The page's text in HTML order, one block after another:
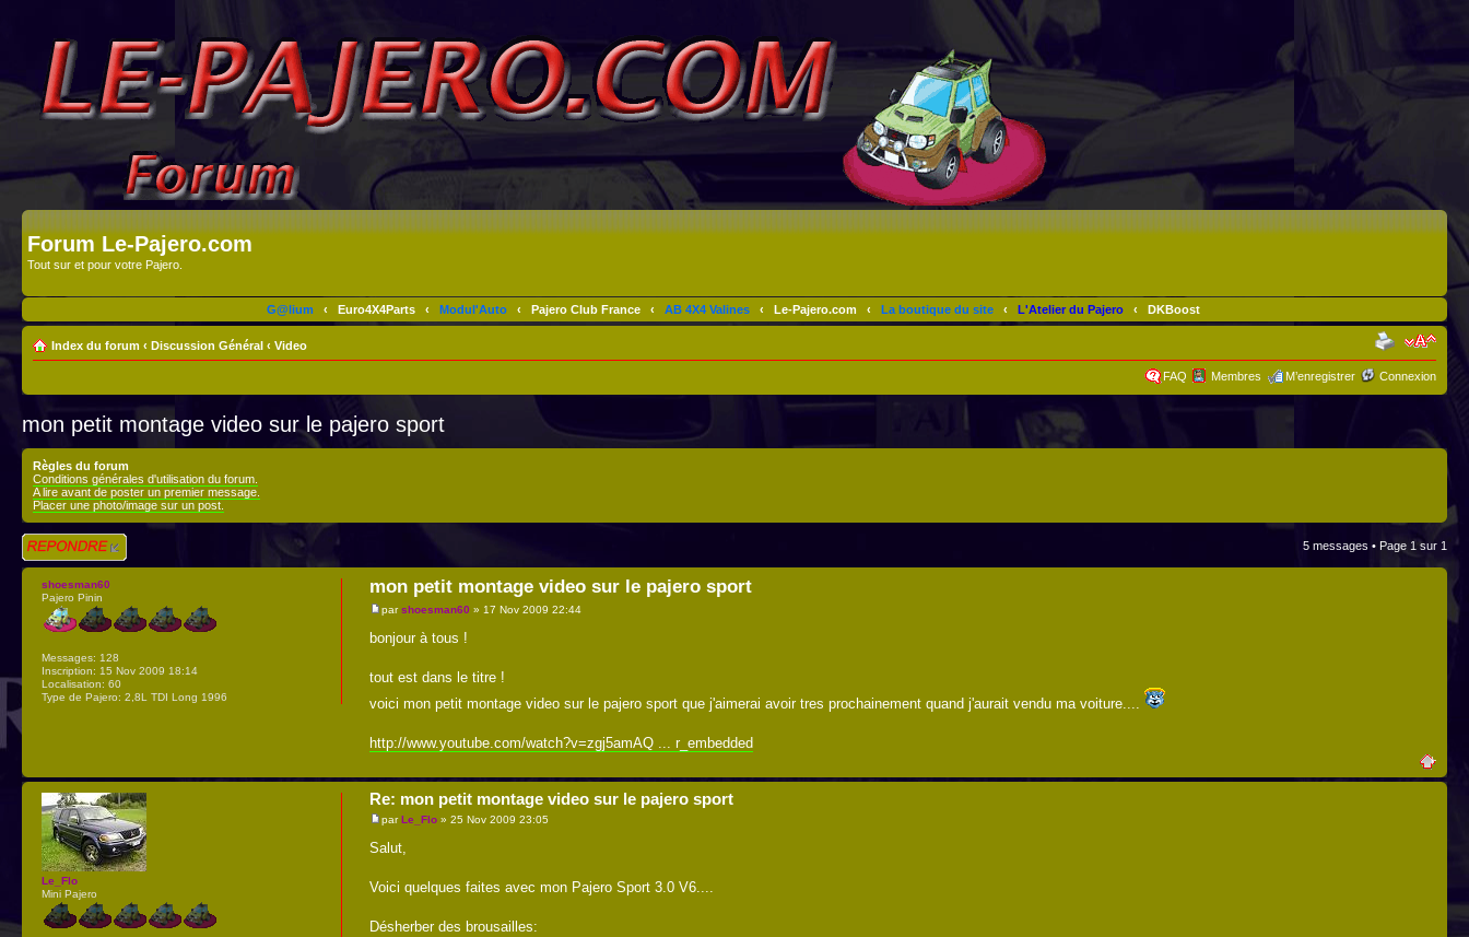
Forum Le-Pajero.com
Tout sur et pour votre Pajero.
G@lium ‹ Euro4X4Parts ‹ Modul'Auto ‹ Pajero Club France ‹ AB 4X4 Valines ‹ Le-Pajero.com ‹ La boutique du site ‹ L'Atelier du Pajero ‹ DKBoost
Index du forum ‹ Discussion Général ‹ Video
FAQ Membres M’enregistrer Connexion
mon petit montage video sur le pajero sport
Règles du forum
Conditions générales d'utilisation du forum.
A lire avant de poster un premier message.
Placer une photo/image sur un post.
Répondre 5 messages • Page 1 sur 1
mon petit montage video sur le pajero sport
parshoesman60 » 17 Nov 2009 22:44
bonjour à tous !
tout est dans le titre !
voici mon petit montage video sur le pajero sport que j'aimerai avoir tres prochainement quand j'aurait vendu ma voiture....
http://www.youtube.com/watch?v=zgj5amAQ ... r_embedded
shoesman60
Pajero Pinin
Messages: 128
Inscription: 15 Nov 2009 18:14
Localisation: 60
Type de Pajero: 2,8L TDI Long 1996
Re: mon petit montage video sur le pajero sport
parLe_Flo » 25 Nov 2009 23:05
Salut,
Voici quelques faites avec mon Pajero Sport 3.0 V6....
Désherber des brousailles:
Le_Flo
Mini Pajero